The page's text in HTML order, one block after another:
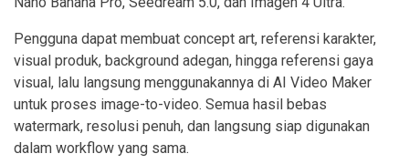
Pengguna dapat membuat concept art, referensi karakter,
visual produk, background adegan, hingga referensi gaya
visual, lalu langsung menggunakannya di AI Video Maker
untuk proses image-to-video. Semua hasil bebas
watermark, resolusi penuh, dan langsung siap digunakan
dalam workflow yang sama.